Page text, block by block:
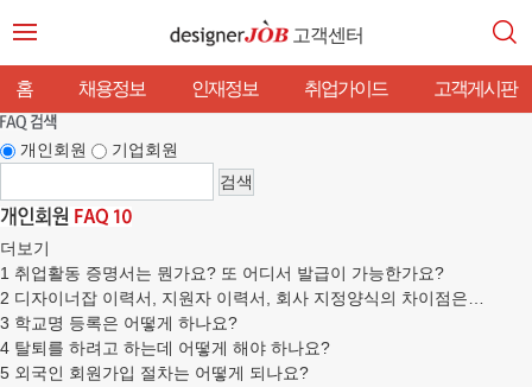
고객센터
홈 채용정보 인재정보 취업가이드 고객게시판
개인회원 기업회원
더보기
1 취업활동 증명서는 뭔가요? 또 어디서 발급이 가능한가요?
2 디자이너잡 이력서, 지원자 이력서, 회사 지정양식의 차이점은…
3 학교명 등록은 어떻게 하나요?
4 탈퇴를 하려고 하는데 어떻게 해야 하나요?
5 외국인 회원가입 절차는 어떻게 되나요?